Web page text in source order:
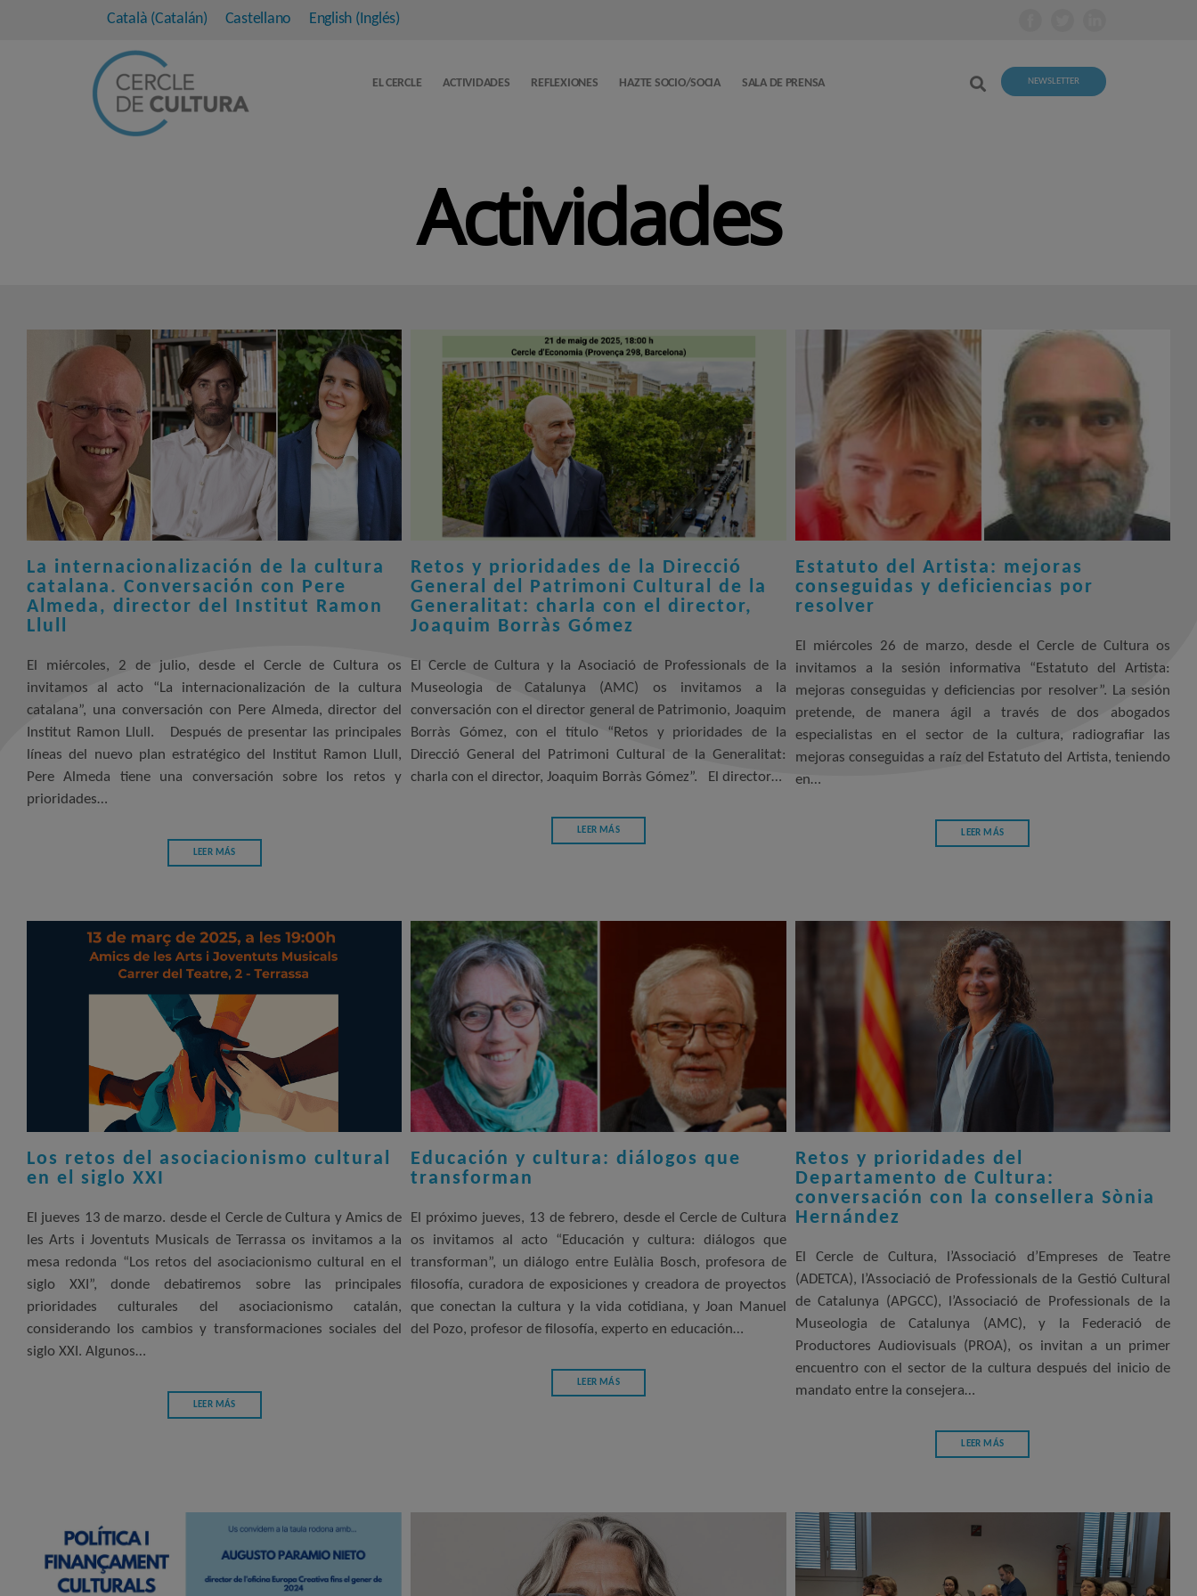
Català (Catalán) Castellano English (Inglés)
EL CERCLE ACTIVIDADES REFLEXIONES HAZTE SOCIO/SOCIA SALA DE PRENSA NEWSLETTER
Actividades
La internacionalización de la cultura
catalana. Conversación con Pere
Almeda, director del Institut Ramon
Llull
El miércoles, 2 de julio, desde el Cercle de Cultura os
invitamos al acto “La internacionalización de la cultura
catalana”, una conversación con Pere Almeda, director del
Institut Ramon Llull. Después de presentar las principales
líneas del nuevo plan estratégico del Institut Ramon Llull,
Pere Almeda tiene una conversación sobre los retos y
prioridades…
LEER MÁS
Retos y prioridades de la Direcció
General del Patrimoni Cultural de la
Generalitat: charla con el director,
Joaquim Borràs Gómez
El Cercle de Cultura y la Asociació de Professionals de la
Museologia de Catalunya (AMC) os invitamos a la
conversación con el director general de Patrimonio, Joaquim
Borràs Gómez, con el título “Retos y prioridades de la
Direcció General del Patrimoni Cultural de la Generalitat:
charla con el director, Joaquim Borràs Gómez”. El director…
LEER MÁS
Estatuto del Artista: mejoras
conseguidas y deficiencias por
resolver
El miércoles 26 de marzo, desde el Cercle de Cultura os
invitamos a la sesión informativa “Estatuto del Artista:
mejoras conseguidas y deficiencias por resolver”. La sesión
pretende, de manera ágil a través de dos abogados
especialistas en el sector de la cultura, radiografiar las
mejoras conseguidas a raíz del Estatuto del Artista, teniendo
en…
LEER MÁS
Los retos del asociacionismo cultural
en el siglo XXI
El jueves 13 de marzo. desde el Cercle de Cultura y Amics de
les Arts i Joventuts Musicals de Terrassa os invitamos a la
mesa redonda “Los retos del asociacionismo cultural en el
siglo XXI”, donde debatiremos sobre las principales
prioridades culturales del asociacionismo catalán,
considerando los cambios y transformaciones sociales del
siglo XXI. Algunos…
LEER MÁS
Educación y cultura: diálogos que
transforman
El próximo jueves, 13 de febrero, desde el Cercle de Cultura
os invitamos al acto “Educación y cultura: diálogos que
transforman”, un diálogo entre Eulàlia Bosch, profesora de
filosofía, curadora de exposiciones y creadora de proyectos
que conectan la cultura y la vida cotidiana, y Joan Manuel
del Pozo, profesor de filosofía, experto en educación…
LEER MÁS
Retos y prioridades del
Departamento de Cultura:
conversación con la consellera Sònia
Hernández
El Cercle de Cultura, l’Associació d’Empreses de Teatre
(ADETCA), l’Associació de Professionals de la Gestió Cultural
de Catalunya (APGCC), l’Associació de Professionals de la
Museologia de Catalunya (AMC), y la Federació de
Productores Audiovisuals (PROA), os invitan a un primer
encuentro con el sector de la cultura después del inicio de
mandato entre la consejera…
LEER MÁS